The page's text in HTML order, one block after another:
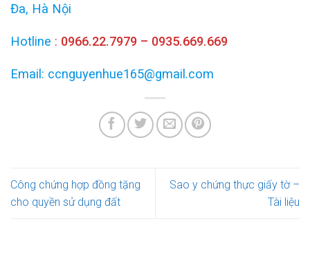
Đa, Hà Nội
Hotline : 0966.22.7979 – 0935.669.669
Email: ccnguyenhue165@gmail.com
Công chứng hợp đồng tặng
cho quyền sử dụng đất
Sao y chứng thực giấy tờ –
Tài liệu